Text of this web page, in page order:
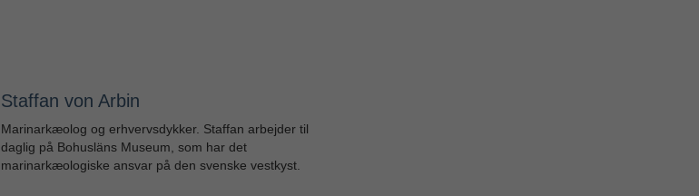
Staffan von Arbin
Marinarkæolog og erhvervsdykker. Staffan arbejder til
daglig på Bohusläns Museum, som har det
marinarkæologiske ansvar på den svenske vestkyst.